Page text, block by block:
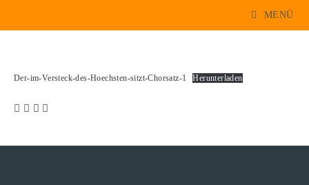
MENÜ
Der-im-Versteck-des-Hoechsten-sitzt-Chorsatz-1 Herunterladen